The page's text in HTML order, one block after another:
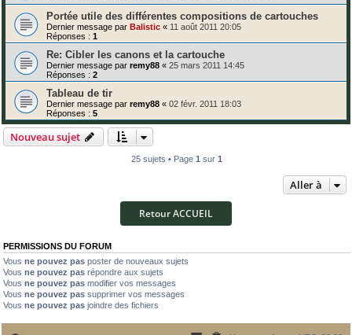
Portée utile des différentes compositions de cartouches
Dernier message par Balistic « 11 août 2011 20:05
Réponses : 1
Re: Cibler les canons et la cartouche
Dernier message par remy88 « 25 mars 2011 14:45
Réponses : 2
Tableau de tir
Dernier message par remy88 « 02 févr. 2011 18:03
Réponses : 5
Nouveau sujet
25 sujets • Page 1 sur 1
Aller à
Retour ACCUEIL
PERMISSIONS DU FORUM
Vous ne pouvez pas poster de nouveaux sujets
Vous ne pouvez pas répondre aux sujets
Vous ne pouvez pas modifier vos messages
Vous ne pouvez pas supprimer vos messages
Vous ne pouvez pas joindre des fichiers